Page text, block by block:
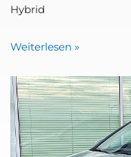
Hybrid
Wei­ter­le­sen »